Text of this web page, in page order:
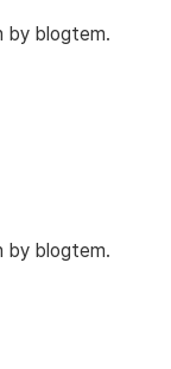
by blogtem.
by blogtem.